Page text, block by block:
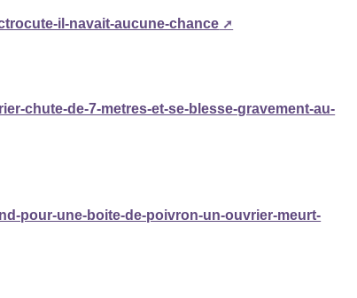
il-navait-aucune-chance
chute-de-7-metres-et-se-blesse-gravement-au-
pour-une-boite-de-poivron-un-ouvrier-meurt-